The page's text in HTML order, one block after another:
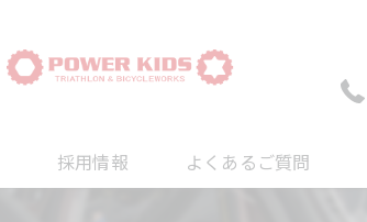
採用情報 よくあるご質問